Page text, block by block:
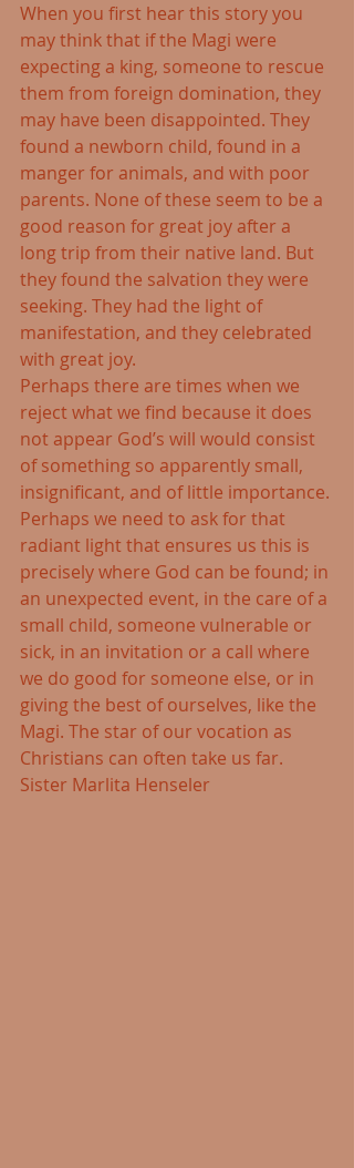
When you first hear this story you
may think that if the Magi were
expecting a king, someone to rescue
them from foreign domination, they
may have been disappointed. They
found a newborn child, found in a
manger for animals, and with poor
parents. None of these seem to be a
good reason for great joy after a
long trip from their native land. But
they found the salvation they were
seeking. They had the light of
manifestation, and they celebrated
with great joy.
Perhaps there are times when we
reject what we find because it does
not appear God’s will would consist
of something so apparently small,
insignificant, and of little importance.
Perhaps we need to ask for that
radiant light that ensures us this is
precisely where God can be found; in
an unexpected event, in the care of a
small child, someone vulnerable or
sick, in an invitation or a call where
we do good for someone else, or in
giving the best of ourselves, like the
Magi. The star of our vocation as
Christians can often take us far.
Sister Marlita Henseler